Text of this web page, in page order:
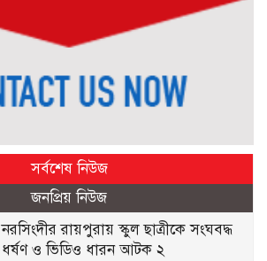
সর্বশেষ নিউজ
জনপ্রিয় নিউজ
নরসিংদীর রায়পুরায় স্কুল ছাত্রীকে সংঘবদ্ধ
ধর্ষণ ও ভিডিও ধারন আটক ২